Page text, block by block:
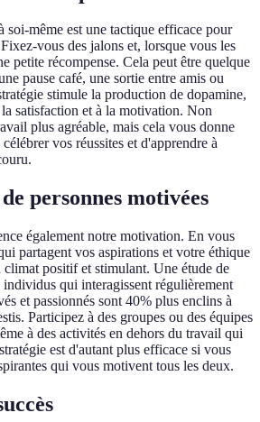
soi-même est une tactique efficace pour
vous des jalons et, lorsque vous les
petite récompense. Cela peut être quelque
pause café, une sortie entre amis ou
stimule la production de dopamine,
satisfaction et à la motivation. Non
plus agréable, mais cela vous donne
vos réussites et d'apprendre à
personnes motivées
également notre motivation. En vous
partagent vos aspirations et votre éthique
positif et stimulant. Une étude de
individus qui interagissent régulièrement
et passionnés sont 40% plus enclins à
Participez à des groupes ou des équipes
à des activités en dehors du travail qui
est d'autant plus efficace si vous
qui vous motivent tous les deux.